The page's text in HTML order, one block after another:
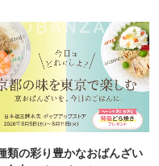
類の彩り豊かなおばんざい